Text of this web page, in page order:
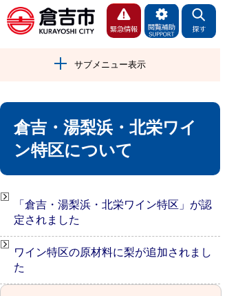
サブメニュー表示
倉吉・湯梨浜・北栄ワイ
ン特区について
「倉吉・湯梨浜・北栄ワイン特区」が認
定されました
ワイン特区の原材料に梨が追加されまし
た